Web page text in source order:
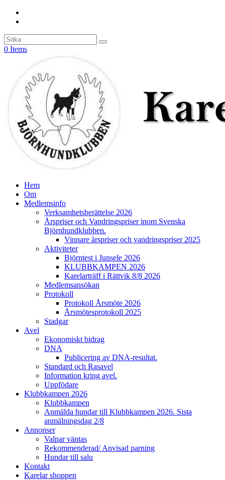
0 Items
Hem
Om
Medlemsinfo
Verksamhetsberättelse 2026
Årspriser och Vandringspriser inom Svenska
Björnhundklubben.
Vinnare årspriser och vandringspriser 2025
Aktiviteter
Björntest i Junsele 2026
KLUBBKAMPEN 2026
Karelarträff i Rättvik 8/8 2026
Medlemsansökan
Protokoll
Protokoll Årsmöte 2026
Årsmötesprotokoll 2025
Stadgar
Avel
Ekonomiskt bidrag
DNA
Publicering av DNA-resultat.
Standard och Rasavel
Information kring avel.
Uppfödare
Klubbkampen 2026
Klubbkampen
Anmälda hundar till Klubbkampen 2026. Sista
anmälningsdag 2/8
Annonser
Valpar väntas
Rekommenderad/ Anvisad parning
Hundar till salu
Kontakt
Karelar shoppen